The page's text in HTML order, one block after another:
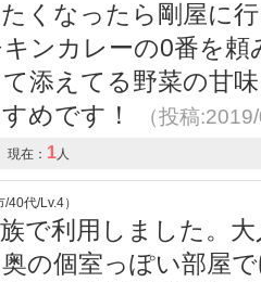
くなったら剛屋に
ンカレーの0番を
添えてる野菜の甘
めです！
（投稿
現在： 1人
代/Lv.4）
で利用しました。
の個室っぽい部屋